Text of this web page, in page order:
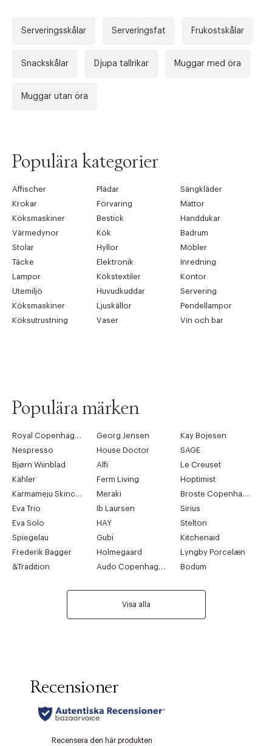
Tidigare
Serveringsskålar Serveringsfat Frukostskålar
Snackskålar Djupa tallrikar Muggar med öra
Muggar utan öra
Populära kategorier
Affischer Plädar
Sängkläder
Krokar
Förvaring
Mattor
Köksmaskiner
Bestick
Handdukar
Värmedynor
Kök
Badrum
Stolar
Hyllor
Möbler
Täcke
Elektronik
Inredning
Lampor
Kökstextiler
Kontor
Utemiljö
Huvudkuddar
Servering
Köksmaskiner
Ljuskällor
Pendellampor
Köksutrustning
Vaser Vin och bar
Populära märken
Royal Copenhagen Georg Jensen
Kay Bojesen
Nespresso
House Doctor
SAGE
Bjørn Wiinblad
Alfi
Le Creuset
Kähler
Ferm Living
Hoptimist
Karmameju Skincare
Meraki
Broste Copenhagen
Eva Trio
Ib Laursen
Sirius
Eva Solo
HAY
Stelton
Spiegelau
Gubi
Kitchenaid
Frederik Bagger
Holmegaard
Lyngby Porcelæn
&Tradition
Audo Copenhagen Bodum
Visa alla